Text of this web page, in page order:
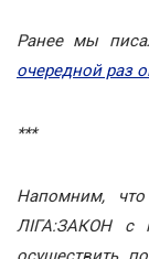
Ранее мы
очередной раз
***
Напомним, что
ЛІГА:ЗАКОН с